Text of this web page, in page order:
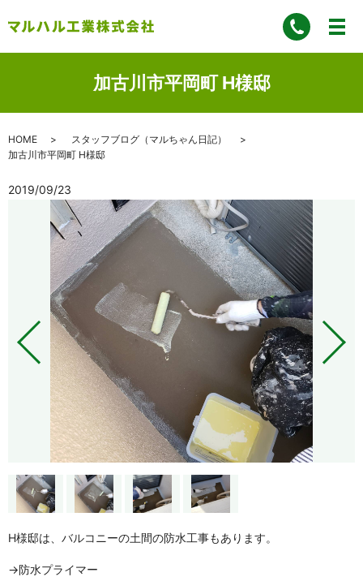
加古川市平岡町 H様邸
HOME
スタッフブログ（マルちゃん日記）
加古川市平岡町 H様邸
2019/09/23
H様邸は、バルコニーの土間の防水工事もあります。
→防水プライマー